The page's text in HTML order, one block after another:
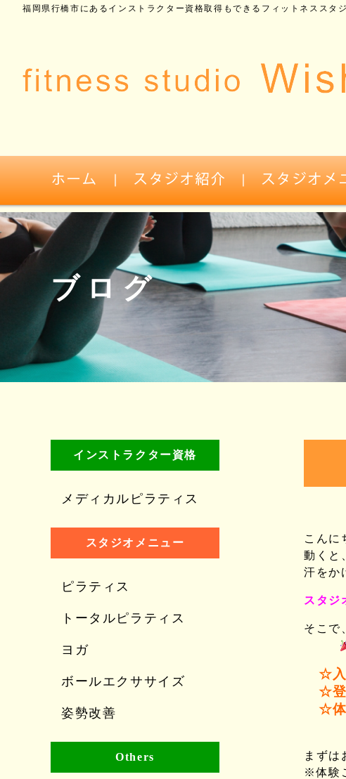
福岡県行橋市にあるインストラクター資格取得もできるフィットネススタ
ブログ
インストラクター資格
メディカルピラティス
スタジオメニュー
ピラティス
トータルピラティス
ヨガ
ボールエクササイズ
姿勢改善
Others
こん
動くと
汗をか
スタジ
そこで
☆入
☆登
☆体
◉
まずは
※体験